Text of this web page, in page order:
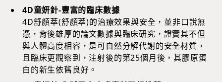
4D童妍針-豐富的臨床數據
4D舒顏萃(舒顏萃)的治療效果與安全，並非口說無
憑，背後雄厚的論文數據與臨床研究，證實其不但
與人體高度相容，是可自然分解代謝的安全材質，
且臨床更觀察到，注射後的第25個月後，其膠原蛋
白的新生依舊良好。